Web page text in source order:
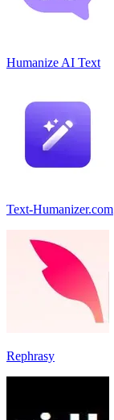
Humanize AI Text
Text-Humanizer.com
Rephrasy